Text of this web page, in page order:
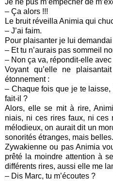
Je ne pus m’empêcher de
– Ça alors !!!
Le bruit réveilla Animia qui
– J’ai faim.
Pour plaisanter je lui demandai
– Et tu n’aurais pas sommeil
– Non ça va, répondit-elle
Voyant qu’elle ne
étonnement :
– Chaque fois que je te laisse,
fait-il ?
Alors, elle se mit à rire,
niais, ni ces rires faux, ni ces
mélodieux, on aurait dit un
sonorités étranges, mais
Zywakienne ou pas Animia
prêté la moindre attention à
différents rires, aussi elle me
– Dis Marc, tu m’écoutes ?